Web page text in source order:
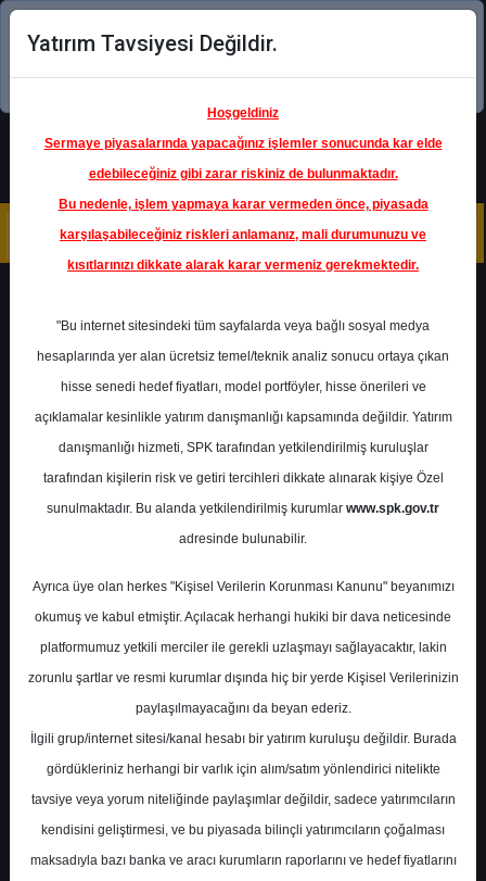
Şimdi uygulamayı indirin!
AKCNS- AKÇANSA ÇİMENTO
SANAYİ VE TİCARET A.Ş.
Hedef Fiyat 195.00 ₺
Getiri
%0.00
0
Get.
3
Pazartesi, 03 Haziran 2024
En Yüksek Tahmin 313,23 ₺
Ortalama Fiyat Tahmini 288,05 ₺
Yatırım Tavsiyesi Değildir.
Hoşgeldiniz
Sermaye piyasalarında yapacağınız işlemler sonucunda kar elde
edebileceğiniz gibi zarar riskiniz de bulunmaktadır.
Bu nedenle, işlem yapmaya karar vermeden önce, piyasada
karşılaşabileceğiniz riskleri anlamanız, mali durumunuzu ve
kısıtlarınızı dikkate alarak karar vermeniz gerekmektedir.
"Bu internet sitesindeki tüm sayfalarda veya bağlı sosyal medya
hesaplarında yer alan ücretsiz temel/teknik analiz sonucu ortaya çıkan
hisse senedi hedef fiyatları, model portföyler, hisse önerileri ve
açıklamalar kesinlikle yatırım danışmanlığı kapsamında değildir. Yatırım
danışmanlığı hizmeti, SPK tarafından yetkilendirilmiş kuruluşlar
tarafından kişilerin risk ve getiri tercihleri dikkate alınarak kişiye Özel
sunulmaktadır. Bu alanda yetkilendirilmiş kurumlar www.spk.gov.tr
adresinde bulunabilir.
Ayrıca üye olan herkes "Kişisel Verilerin Korunması Kanunu" beyanımızı
okumuş ve kabul etmiştir. Açılacak herhangi hukiki bir dava neticesinde
platformumuz yetkili merciler ile gerekli uzlaşmayı sağlayacaktır, lakin
zorunlu şartlar ve resmi kurumlar dışında hiç bir yerde Kişisel Verilerinizin
paylaşılmayacağını da beyan ederiz.
İlgili grup/internet sitesi/kanal hesabı bir yatırım kuruluşu değildir. Burada
gördükleriniz herhangi bir varlık için alım/satım yönlendirici nitelikte
tavsiye veya yorum niteliğinde paylaşımlar değildir, sadece yatırımcıların
kendisini geliştirmesi, ve bu piyasada bilinçli yatırımcıların çoğalması
maksadıyla bazı banka ve aracı kurumların raporlarını ve hedef fiyatlarını